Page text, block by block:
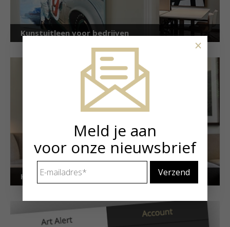
Kunstuitleen voor bedrijven
Kunstuitleen voor particulieren
Meld je aan
voor onze nieuwsbrief
mailadres *
×